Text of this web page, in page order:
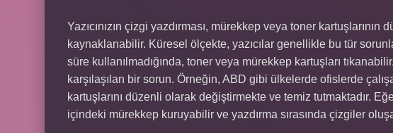
Yazıcınızın çizgi yazdırması, mürekkep veya toner kartuşlarının
kaynaklanabilir. Küresel ölçekte, yazıcılar genellikle bu tür
süre kullanılmadığında, toner veya mürekkep kartuşları
karşılaşılan bir sorun. Örneğin, ABD gibi ülkelerde ofislerde
kartuşlarını düzenli olarak değiştirmekte ve temiz tutmaktadır.
içindeki mürekkep kuruyabilir ve yazdırma sırasında çizgiler